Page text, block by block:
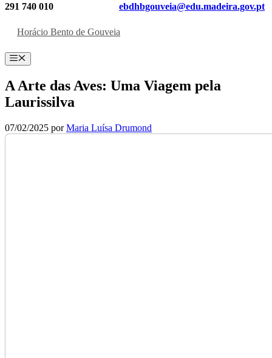
291 740 010 ebdhbgouveia@edu.madeira.gov.pt
Horácio Bento de Gouveia
Menu
A Arte das Aves: Uma Viagem pela
Laurissilva
07/02/2025 porMaria Luísa Drumond